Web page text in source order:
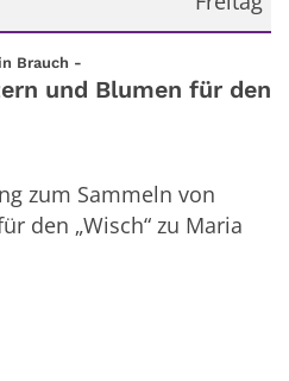
Brauch -
und Blumen für den
zum Sammeln von
den „Wisch“ zu Maria